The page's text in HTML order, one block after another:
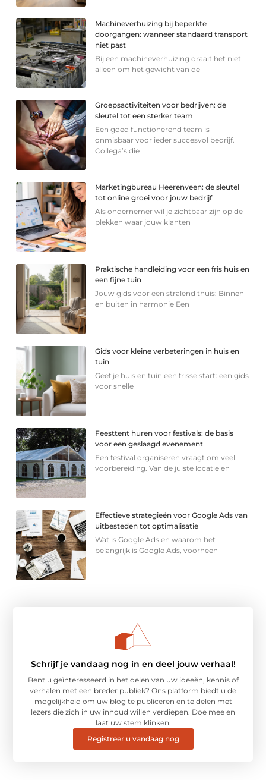
Machineverhuizing bij beperkte
doorgangen: wanneer standaard transport
niet past
Bij een machineverhuizing draait het niet
alleen om het gewicht van de
Groepsactiviteiten voor bedrijven: de
sleutel tot een sterker team
Een goed functionerend team is
onmisbaar voor ieder succesvol bedrijf.
Collega’s die
Marketingbureau Heerenveen: de sleutel
tot online groei voor jouw bedrijf
Als ondernemer wil je zichtbaar zijn op de
plekken waar jouw klanten
Praktische handleiding voor een fris huis en
een fijne tuin
Jouw gids voor een stralend thuis: Binnen
en buiten in harmonie Een
Gids voor kleine verbeteringen in huis en
tuin
Geef je huis en tuin een frisse start: een gids
voor snelle
Feesttent huren voor festivals: de basis
voor een geslaagd evenement
Een festival organiseren vraagt om veel
voorbereiding. Van de juiste locatie en
Effectieve strategieën voor Google Ads van
uitbesteden tot optimalisatie
Wat is Google Ads en waarom het
belangrijk is Google Ads, voorheen
Schrijf je vandaag nog in en deel jouw verhaal!
Bent u geïnteresseerd in het delen van uw ideeën, kennis of
verhalen met een breder publiek? Ons platform biedt u de
mogelijkheid om uw blog te publiceren en te delen met
lezers die zich in uw inhoud willen verdiepen. Doe mee en
laat uw stem klinken.
Registreer u vandaag nog